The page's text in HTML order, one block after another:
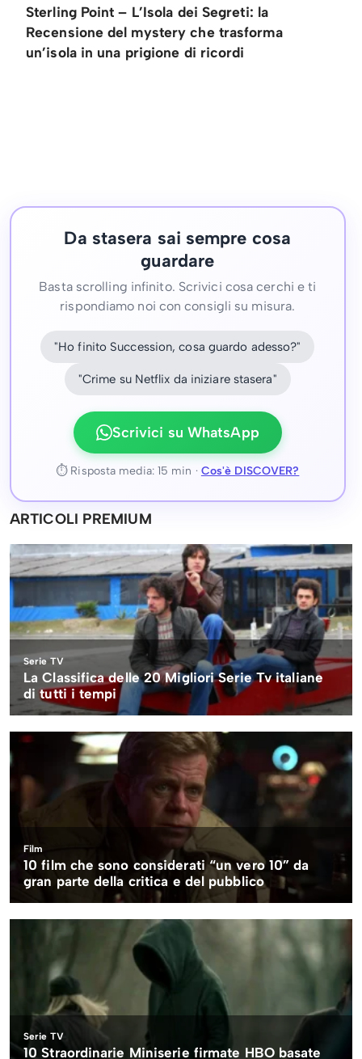
Sterling Point – L’Isola dei Segreti: la
Recensione del mystery che trasforma
un’isola in una prigione di ricordi
Da stasera sai sempre cosa
guardare
Basta scrolling infinito. Scrivici cosa cerchi e ti
rispondiamo noi con consigli su misura.
"Ho finito Succession, cosa guardo adesso?"
"Crime su Netflix da iniziare stasera"
Scrivici su WhatsApp
⏱ Risposta media: 15 min · Cos'è DISCOVER?
ARTICOLI PREMIUM